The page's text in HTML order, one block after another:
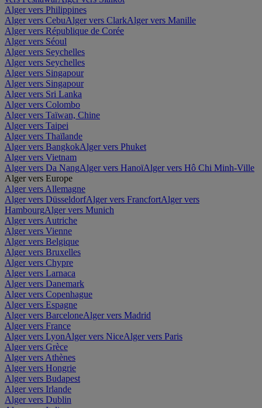
Alger vers Philippines
Alger vers CebuAlger vers ClarkAlger vers Manille
Alger vers République de Corée
Alger vers Séoul
Alger vers Seychelles
Alger vers Seychelles
Alger vers Singapour
Alger vers Singapour
Alger vers Sri Lanka
Alger vers Colombo
Alger vers Taïwan, Chine
Alger vers Taipei
Alger vers Thaïlande
Alger vers BangkokAlger vers Phuket
Alger vers Vietnam
Alger vers Da NangAlger vers HanoïAlger vers Hô Chi Minh-Ville
Alger vers Europe
Alger vers Allemagne
Alger vers DüsseldorfAlger vers FrancfortAlger vers
HambourgAlger vers Munich
Alger vers Autriche
Alger vers Vienne
Alger vers Belgique
Alger vers Bruxelles
Alger vers Chypre
Alger vers Larnaca
Alger vers Danemark
Alger vers Copenhague
Alger vers Espagne
Alger vers BarceloneAlger vers Madrid
Alger vers France
Alger vers LyonAlger vers NiceAlger vers Paris
Alger vers Grèce
Alger vers Athènes
Alger vers Hongrie
Alger vers Budapest
Alger vers Irlande
Alger vers Dublin